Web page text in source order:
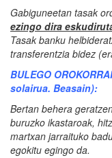
Gabiguneetan tasak
ezingo dira
Tasak banku
transferentzia bidez
BULEGO
solairua. Beasain):
Bertan behera
buruzko ikastaroak,
martxan jarraituko
egokitu egingo da.